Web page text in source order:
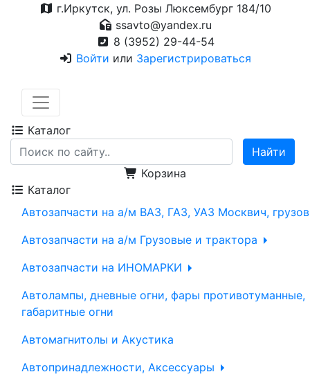
г.Иркутск, ул. Розы Люксембург 184/10
ssavto@yandex.ru
8 (3952) 29-44-54
Войти или Зарегистрироваться
Каталог
Корзина
Каталог
Автозапчасти на а/м ВАЗ, ГАЗ, УАЗ Москвич,
Автозапчасти на а/м Грузовые и трактора
Автозапчасти на ИНОМАРКИ
Автолампы, дневные огни, фары противотуманные,
габаритные огни
Автомагнитолы и Акустика
Автопринадлежности, Аксессуары